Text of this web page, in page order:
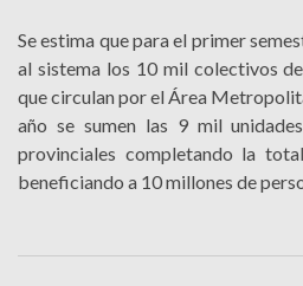
Se estima que para el primer
al sistema los 10 mil colectivos
que circulan por el Área
año se sumen las 9 mil
provinciales completando la
beneficiando a 10 millones de